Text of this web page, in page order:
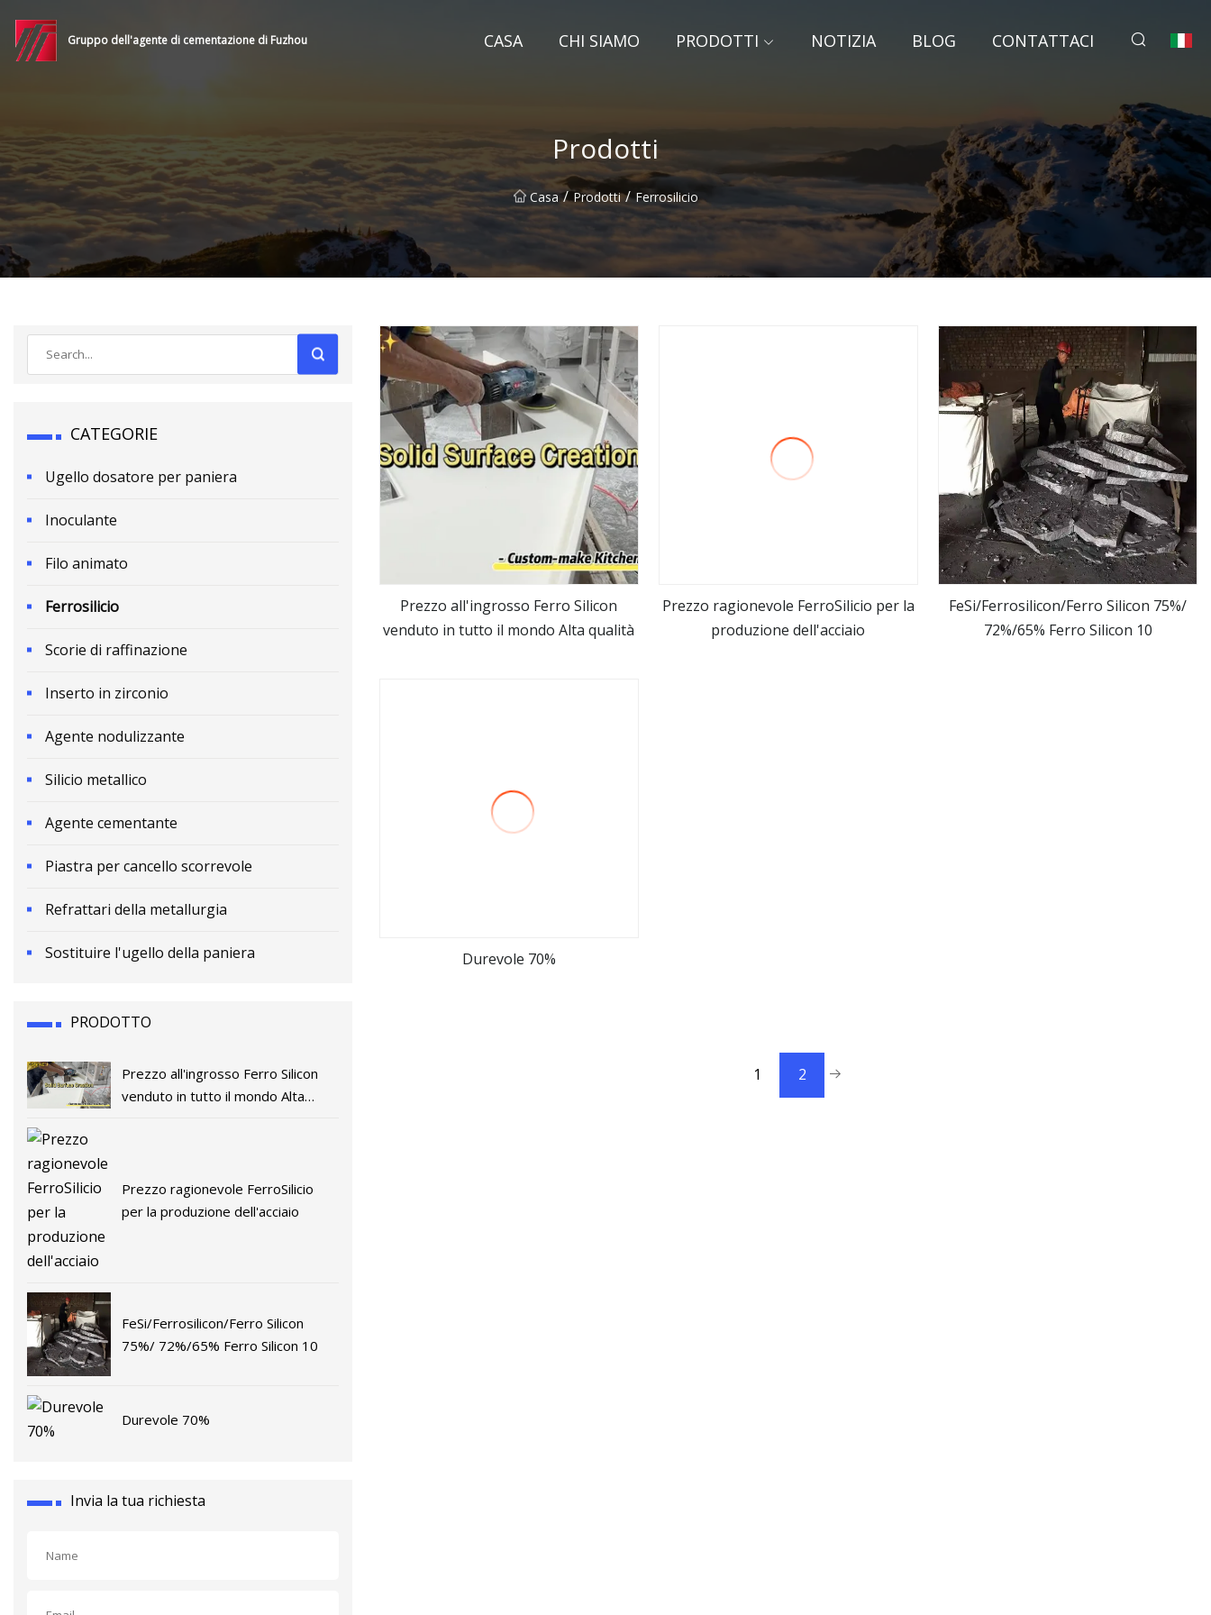
Gruppo dell'agente di cementazione di Fuzhou CASA CHI SIAMO PRODOTTI NOTIZIA BLOG CONTATTACI
Prodotti
Casa / Prodotti / Ferrosilicio
CATEGORIE
Ugello dosatore per paniera
Inoculante
Filo animato
Ferrosilicio
Scorie di raffinazione
Inserto in zirconio
Agente nodulizzante
Silicio metallico
Agente cementante
Piastra per cancello scorrevole
Refrattari della metallurgia
Sostituire l'ugello della paniera
PRODOTTO
Prezzo all'ingrosso Ferro Silicon
venduto in tutto il mondo Alta
Prezzo ragionevole FerroSilicio
per la produzione dell'acciaio
FeSi/Ferrosilicon/Ferro Silicon
75%/ 72%/65% Ferro Silicon 10
Durevole 70%
Invia la tua richiesta
vedi altro
Prezzo all'ingrosso Ferro Silicon
venduto in tutto il mondo Alta qualità
vedi altro
Prezzo ragionevole FerroSilicio per la
produzione dell'acciaio
vedi altro
FeSi/Ferrosilicon/Ferro Silicon 75%/
72%/65% Ferro Silicon 10
Durevole 70%
1 2